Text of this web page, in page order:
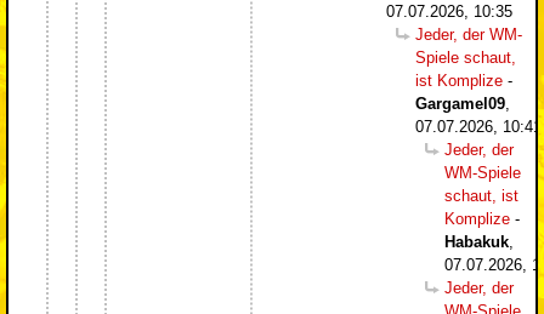
07.07.2026, 10:35
Jeder, der WM-
Spiele schaut,
ist Komplize -
Gargamel09
07.07.2026, 10:41
Jeder, der
WM-Spiele
schaut, ist
Komplize -
Habakuk
07.07.2026,
Jeder, der